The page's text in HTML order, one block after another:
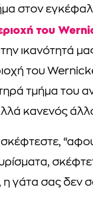
στον
του
ικανότητά
του
τμήμα του
κανενός
σκέφτεστε,
η γάτα σας δεν